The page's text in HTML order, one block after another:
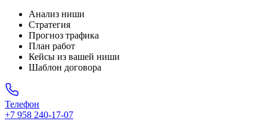
Анализ ниши
Стратегия
Прогноз трафика
План работ
Кейсы из вашей ниши
Шаблон договора
Телефон
+7 958 240‑17‑07